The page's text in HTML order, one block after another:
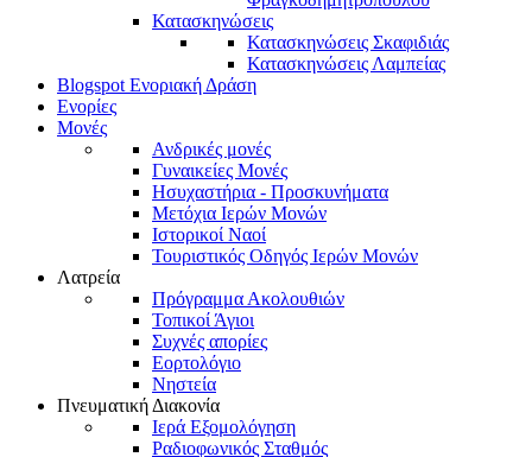
Κατασκηνώσεις
Κατασκηνώσεις Σκαφιδιάς
Κατασκηνώσεις Λαμπείας
Blogspot Ενοριακή Δράση
Ενορίες
Μονές
Ανδρικές μονές
Γυναικείες Μονές
Ησυχαστήρια - Προσκυνήματα
Μετόχια Ιερών Μονών
Ιστορικοί Ναοί
Τουριστικός Οδηγός Ιερών Μονών
Λατρεία
Πρόγραμμα Ακολουθιών
Τοπικοί Άγιοι
Συχνές απορίες
Εορτολόγιο
Νηστεία
Πνευματική Διακονία
Ιερά Εξομολόγηση
Ραδιοφωνικός Σταθμός